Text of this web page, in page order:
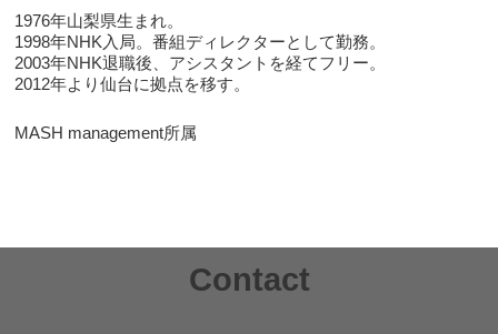
1976年山梨県生まれ。
1998年NHK入局。番組ディレクターとして勤務。
2003年NHK退職後、アシスタントを経てフリー。
2012年より仙台に拠点を移す。
MASH management所属
Contact